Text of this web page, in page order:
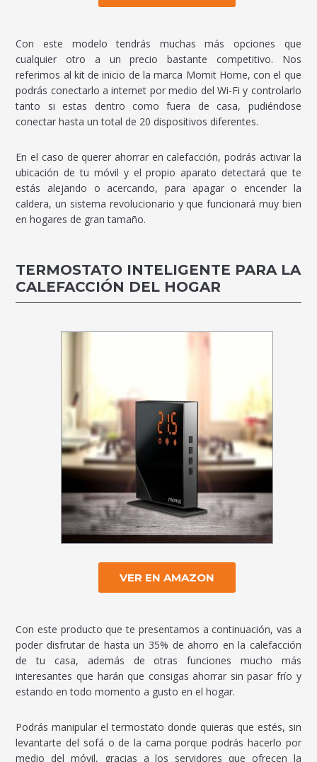
Con este modelo tendrás muchas más opciones que
cualquier otro a un precio bastante competitivo. Nos
referimos al kit de inicio de la marca Momit Home, con el que
podrás conectarlo a internet por medio del Wi-Fi y controlarlo
tanto si estas dentro como fuera de casa, pudiéndose
conectar hasta un total de 20 dispositivos diferentes.
En el caso de querer ahorrar en calefacción, podrás activar la
ubicación de tu móvil y el propio aparato detectará que te
estás alejando o acercando, para apagar o encender la
caldera, un sistema revolucionario y que funcionará muy bien
en hogares de gran tamaño.
TERMOSTATO INTELIGENTE PARA LA
CALEFACCIÓN DEL HOGAR
VER EN AMAZON
Con este producto que te presentamos a continuación, vas a
poder disfrutar de hasta un 35% de ahorro en la calefacción
de tu casa, además de otras funciones mucho más
interesantes que harán que consigas ahorrar sin pasar frío y
estando en todo momento a gusto en el hogar.
Podrás manipular el termostato donde quieras que estés, sin
levantarte del sofá o de la cama porque podrás hacerlo por
medio del móvil, gracias a los servidores que ofrecen la